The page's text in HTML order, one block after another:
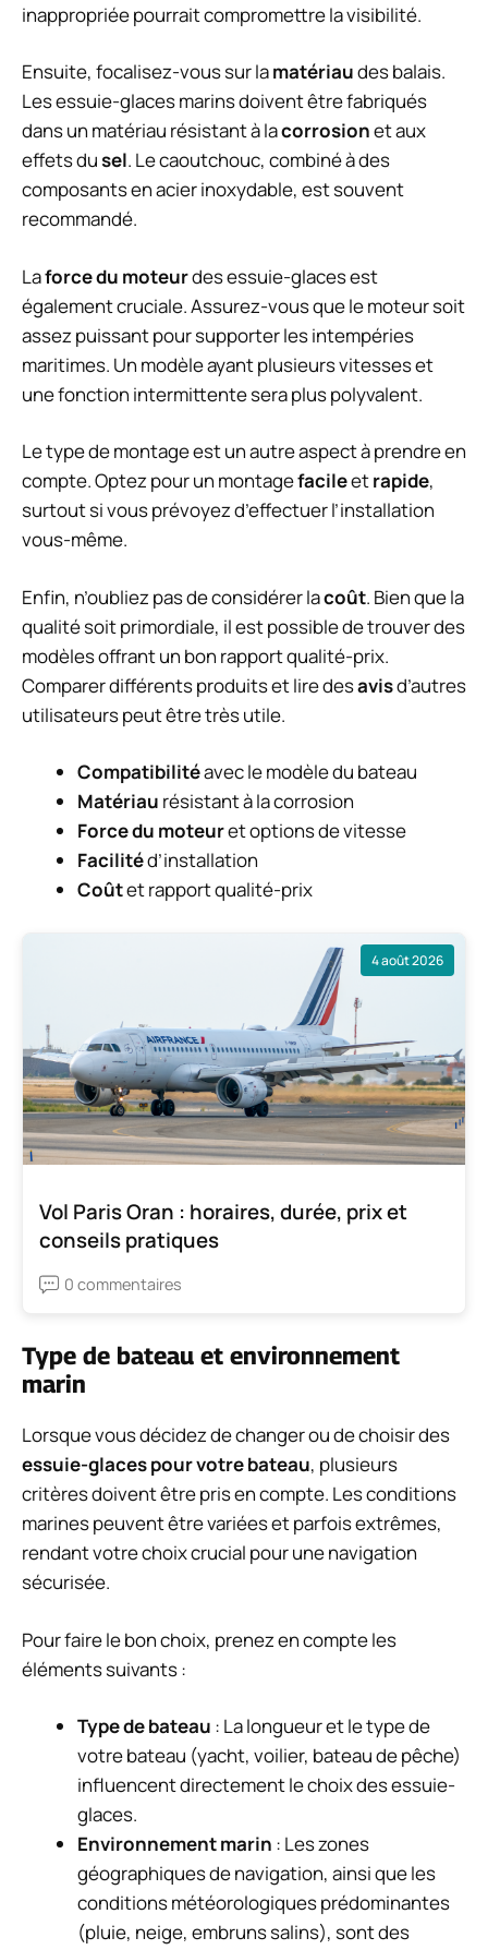
inappropriée pourrait compromettre la visibilité.
Ensuite, focalisez-vous sur lamatériaudes balais.
Les essuie-glaces marins doivent être fabriqués
dans un matériau résistant à lacorrosionet aux
effets dusel. Le caoutchouc, combiné à des
composants en acier inoxydable, est souvent
recommandé.
Laforce du moteurdes essuie-glaces est
également cruciale. Assurez-vous que le moteur soit
assez puissant pour supporter les intempéries
maritimes. Un modèle ayant plusieurs vitesses et
une fonction intermittente sera plus polyvalent.
Le type de montage est un autre aspect à prendre en
compte. Optez pour un montagefacileetrapide,
surtout si vous prévoyez d’effectuer l’installation
vous-même.
Enfin, n’oubliez pas de considérer lacoût. Bien que la
qualité soit primordiale, il est possible de trouver des
modèles offrant un bon rapport qualité-prix.
Comparer différents produits et lire desavisd’autres
utilisateurs peut être très utile.
Compatibilitéavec le modèle du bateau
Matériau résistant à la corrosion
Force du moteuret options de vitesse
Facilitéd’installation
Coûtet rapport qualité-prix
4 août 2026
Vol Paris Oran : horaires, durée, prix et
conseils pratiques
0 commentaires
Type de bateau et environnement
marin
Lorsque vous décidez de changer ou de choisir des
essuie-glaces pour votre bateau, plusieurs
critères doivent être pris en compte. Les conditions
marines peuvent être variées et parfois extrêmes,
rendant votre choix crucial pour une navigation
sécurisée.
Pour faire le bon choix, prenez en compte les
éléments suivants :
Type de bateau : La longueur et le type de
votre bateau (yacht, voilier, bateau de pêche)
influencent directement le choix des essuie-
glaces.
Environnement marin : Les zones
géographiques de navigation, ainsi que les
conditions météorologiques prédominantes
(pluie, neige, embruns salins), sont des